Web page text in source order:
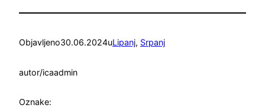
Objavljeno30.06.2024uLipanj, Srpanj
autor/icaadmin
Oznake: